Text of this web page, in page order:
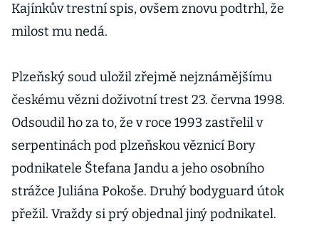
Kajínkův trestní spis, ovšem znovu podtrhl, že
milost mu nedá.
Plzeňský soud uložil zřejmě nejznámějšímu
českému vězni doživotní trest 23. června 1998.
Odsoudil ho za to, že v roce 1993 zastřelil v
serpentinách pod plzeňskou věznicí Bory
podnikatele Štefana Jandu a jeho osobního
strážce Juliána Pokoše. Druhý bodyguard útok
přežil. Vraždy si prý objednal jiný podnikatel.